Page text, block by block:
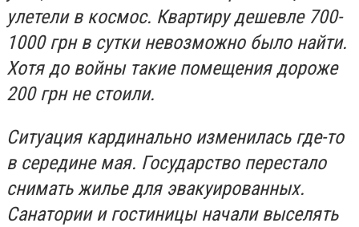
улетели в космос. Квартиру дешевле 700-
1000 грн в сутки невозможно было найти.
Хотя до войны такие помещения дороже
200 грн не стоили.
Ситуация кардинально изменилась где-то
в середине мая. Государство перестало
снимать жилье для эвакуированных.
Санатории и гостиницы начали выселять